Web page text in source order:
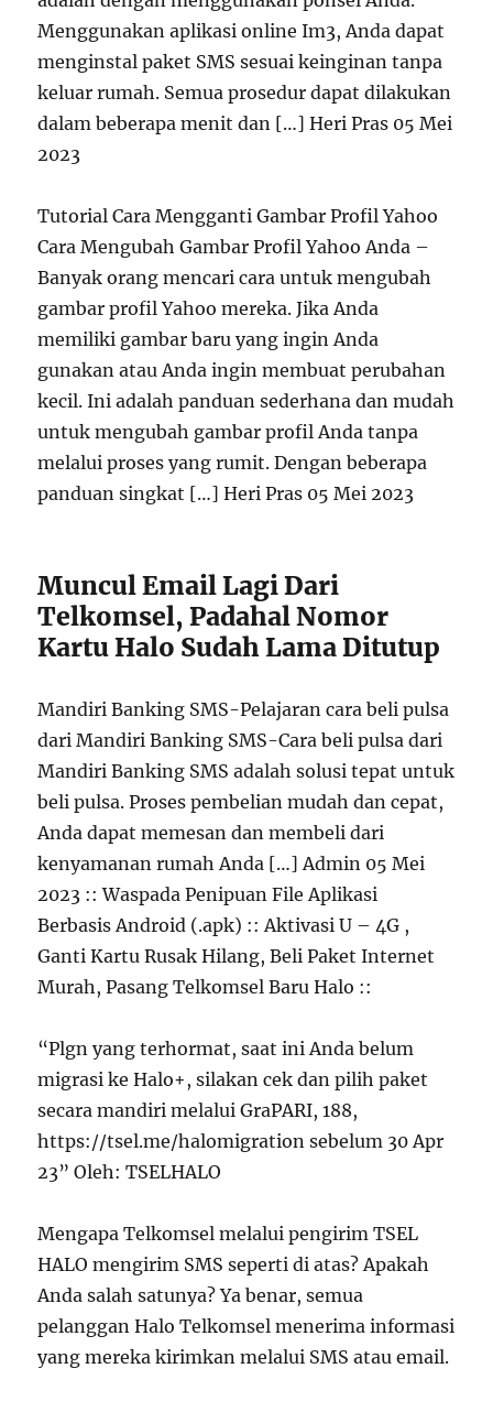
Menggunakan aplikasi online Im3, Anda dapat
menginstal paket SMS sesuai keinginan tanpa
keluar rumah. Semua prosedur dapat dilakukan
dalam beberapa menit dan […] Heri Pras 05 Mei
2023
Tutorial Cara Mengganti Gambar Profil Yahoo
Cara Mengubah Gambar Profil Yahoo Anda –
Banyak orang mencari cara untuk mengubah
gambar profil Yahoo mereka. Jika Anda
memiliki gambar baru yang ingin Anda
gunakan atau Anda ingin membuat perubahan
kecil. Ini adalah panduan sederhana dan mudah
untuk mengubah gambar profil Anda tanpa
melalui proses yang rumit. Dengan beberapa
panduan singkat […] Heri Pras 05 Mei 2023
Muncul Email Lagi Dari
Telkomsel, Padahal Nomor
Kartu Halo Sudah Lama Ditutup
Mandiri Banking SMS-Pelajaran cara beli pulsa
dari Mandiri Banking SMS-Cara beli pulsa dari
Mandiri Banking SMS adalah solusi tepat untuk
beli pulsa. Proses pembelian mudah dan cepat,
Anda dapat memesan dan membeli dari
kenyamanan rumah Anda […] Admin 05 Mei
2023 :: Waspada Penipuan File Aplikasi
Berbasis Android (.apk) :: Aktivasi U – 4G ,
Ganti Kartu Rusak Hilang, Beli Paket Internet
Murah, Pasang Telkomsel Baru Halo ::
“Plgn yang terhormat, saat ini Anda belum
migrasi ke Halo+, silakan cek dan pilih paket
secara mandiri melalui GraPARI, 188,
https://tsel.me/halomigration sebelum 30 Apr
23” Oleh: TSELHALO
Mengapa Telkomsel melalui pengirim TSEL
HALO mengirim SMS seperti di atas? Apakah
Anda salah satunya? Ya benar, semua
pelanggan Halo Telkomsel menerima informasi
yang mereka kirimkan melalui SMS atau email.